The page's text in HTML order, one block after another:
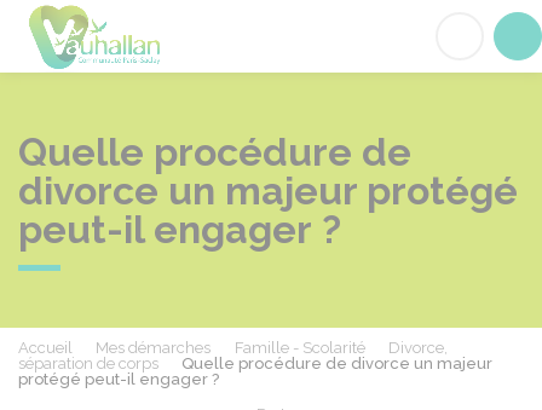
Quelle procédure de
divorce un majeur protégé
peut-il engager ?
Accueil Mes démarches Famille - Scolarité
Divorce,
séparation de corps
Quelle procédure de divorce un majeur
protégé peut-il engager ?